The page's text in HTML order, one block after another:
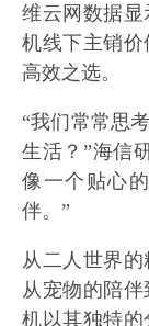
维云网数据
机线下主销
高效之选。
“我们常常思
生活？”海信
像一个贴心
伴。”
从二人世界的
从宠物的陪
机以其独特